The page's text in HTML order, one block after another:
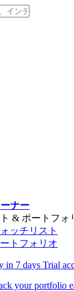
ナー
& ポートフォ
ッチリスト
トフォリオ
in 7 days Trial
your portfolio